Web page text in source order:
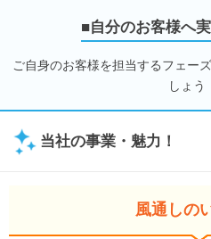
■自分のお客様へ
ご自身のお客様を担当するフェー
しょう
当社の事業・魅力！
風通しの